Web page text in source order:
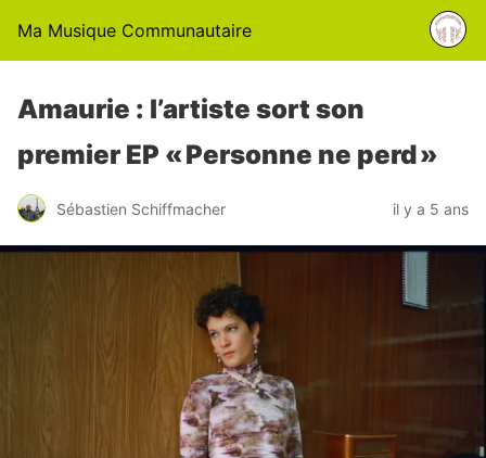
Ma Musique Communautaire
Amaurie : l’artiste sort son
premier EP « Personne ne perd »
Sébastien Schiffmacher il y a 5 ans